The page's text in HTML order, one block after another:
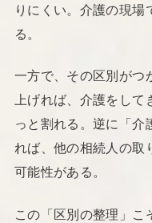
りにくい。介護の現場
る。
一方で、その区別がつ
上げれば、介護をして
っと割れる。逆に「介
れば、他の相続人の取
可能性がある。
この「区別の整理」こ